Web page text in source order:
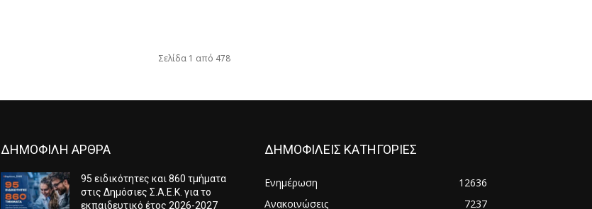
Σελίδα 1 από 478
ΔΗΜΟΦΙΛΗ ΑΡΘΡΑ
95 ειδικότητες και 860 τμήματα
στις Δημόσιες Σ.Α.Ε.Κ. για το
εκπαιδευτικό έτος 2026-2027
ΔΗΜΟΦΙΛΕΙΣ ΚΑΤΗΓΟΡΙΕΣ
Ενημέρωση
12636
Ανακοινώσεις
7237